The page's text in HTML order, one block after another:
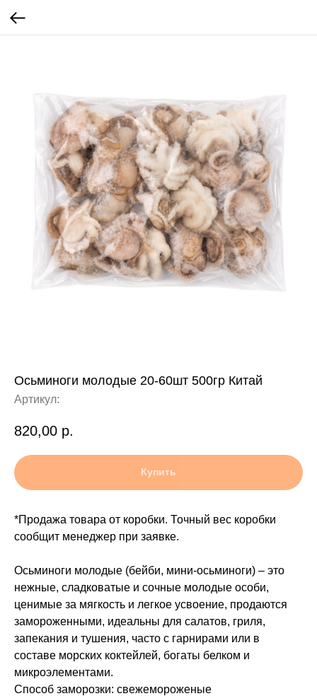
Осьминоги молодые 20-60шт 500гр Китай
Артикул:
820,00 р.
Купить
*Продажа товара от коробки. Точный вес коробки
сообщит менеджер при заявке.
Осьминоги молодые (бейби, мини-осьминоги) – это
нежные, сладковатые и сочные молодые особи,
ценимые за мягкость и легкое усвоение, продаются
замороженными, идеальны для салатов, гриля,
запекания и тушения, часто с гарнирами или в
составе морских коктейлей, богаты белком и
микроэлементами.
Способ заморозки: свежемороженые